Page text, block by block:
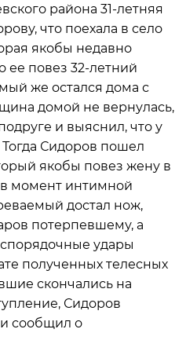
района 31-летняя
что поехала в село
якобы недавно
ее повез 32-летний
же остался дома с
домой не вернулась,
и выяснил, что у
Сидоров пошел
якобы повез жену в
в момент интимной
достал нож,
потерпевшему, а
удары
полученных телесных
скончались на
Сидоров
сообщил о